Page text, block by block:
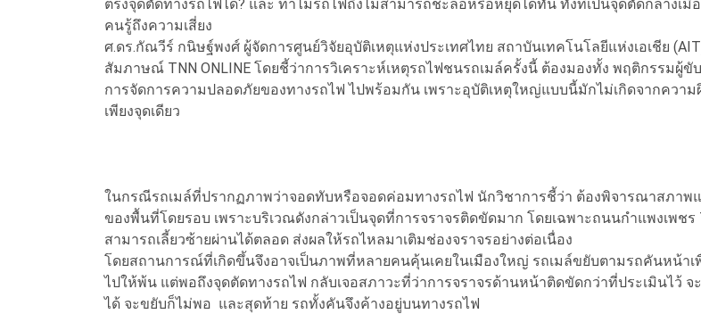
ตรงจุดตัดทางรถไฟได้? และ ทำไมรถไฟถึงไม่สามารถชะลอหรือหยุดได้ทัน ทั้งที่เป็นจุดตัดกลางเมื
คนรู้ถึงความเสี่ยง
ศ.ดร.กัณวีร์ กนิษฐ์พงศ์ ผู้จัดการศูนย์วิจัยอุบัติเหตุแห่งประเทศไทย สถาบันเทคโนโลยีแห่งเอเชีย
สัมภาษณ์ TNN ONLINE โดยชี้ว่าการวิเคราะห์เหตุรถไฟชนรถเมล์ครั้งนี้ ต้องมองทั้ง พฤติกรรมผู้ขั
การจัดการความปลอดภัยของทางรถไฟ ไปพร้อมกัน เพราะอุบัติเหตุใหญ่แบบนี้มักไม่เกิดจากควา
เพียงจุดเดียว
ในกรณีรถเมล์ที่ปรากฏภาพว่าจอดทับหรือจอดค่อมทางรถไฟ นักวิชาการชี้ว่า ต้องพิจารณาสภาพ
ของพื้นที่โดยรอบ เพราะบริเวณดังกล่าวเป็นจุดที่การจราจรติดขัดมาก โดยเฉพาะถนนกำแพงเพชร
สามารถเลี้ยวซ้ายผ่านได้ตลอด ส่งผลให้รถไหลมาเติมช่องจราจรอย่างต่อเนื่อง
โดยสถานการณ์ที่เกิดขึ้นจึงอาจเป็นภาพที่หลายคนคุ้นเคยในเมืองใหญ่ รถเมล์ขยับตามรถคันหน้าเ
ไปให้พ้น แต่พอถึงจุดตัดทางรถไฟ กลับเจอสภาวะที่ว่าการจราจรด้านหน้าติดขัดกว่าที่ประเมินไว้ จ
ได้ จะขยับก็ไม่พอ และสุดท้าย รถทั้งคันจึงค้างอยู่บนทางรถไฟ